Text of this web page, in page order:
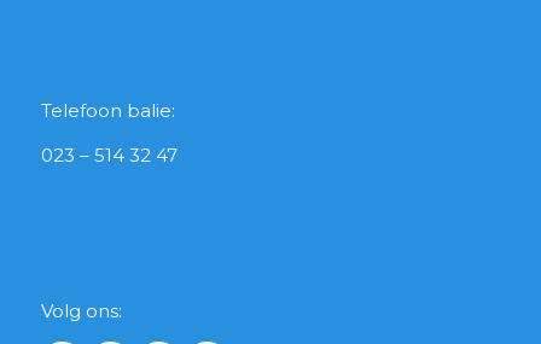
Telefoon balie:
023 – 514 32 47
Volg ons: